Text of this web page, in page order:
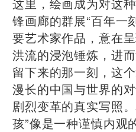
锋画廊的群展“百年一
要艺术家作品，意在
洪流的浸泡锤炼，进
留下来的那一刻，这
漫长的中国与世界的
剧烈变革的真实写照
孩”像是一种谨慎内观